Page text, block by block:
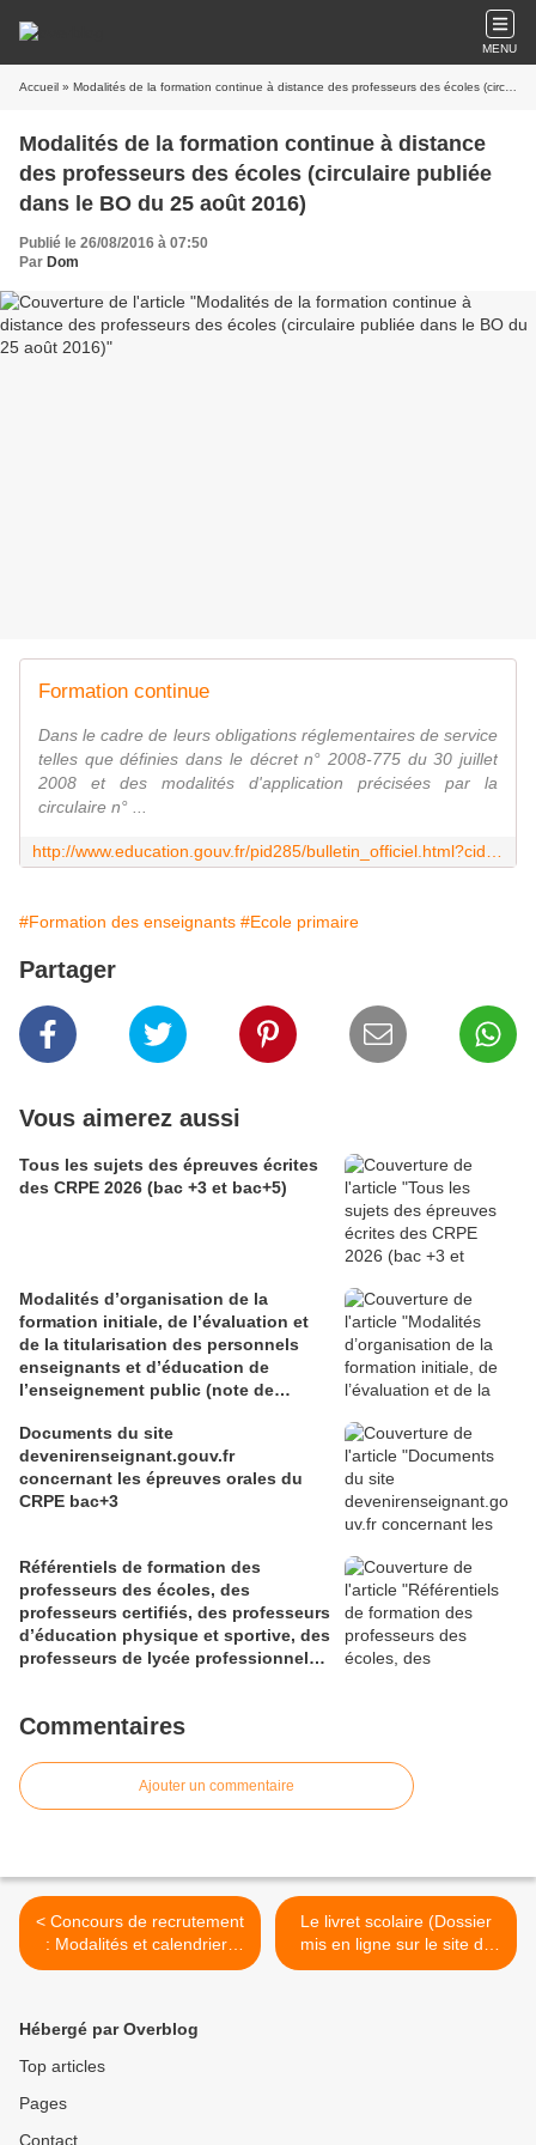
MENU
Accueil » Modalités de la formation continue à distance des professeurs des écoles (circulaire publiée dans le BO du 25 août 2016)
Modalités de la formation continue à distance
des professeurs des écoles (circulaire publiée
dans le BO du 25 août 2016)
Publié le 26/08/2016 à 07:50
Par Dom
Formation continue
Dans le cadre de leurs obligations réglementaires de service
telles que définies dans le décret n° 2008-775 du 30 juillet
2008 et des modalités d'application précisées par la
circulaire n° ...
#Formation des enseignants #Ecole primaire
Partager
Vous aimerez aussi
Tous les sujets des épreuves écrites
des CRPE 2026 (bac +3 et bac+5)
Modalités d’organisation de la
formation initiale, de l’évaluation et
de la titularisation des personnels
enseignants et d’éducation de
l’enseignement public (note de
Documents du site
devenirenseignant.gouv.fr
concernant les épreuves orales du
CRPE bac+3
Référentiels de formation des
professeurs des écoles, des
professeurs certifiés, des professeurs
d’éducation physique et sportive, des
professeurs de lycée professionnel
et des conseillers principaux
n° 1 du 28 mai 2026)
Commentaires
Ajouter un commentaire
< Concours de recrutement
: Modalités et calendriers
(JO du 26 août 2016)
Le livret scolaire (Dossier
mis en ligne sur le site du
ministère) >
Hébergé par Overblog
Top articles
Pages
Contact